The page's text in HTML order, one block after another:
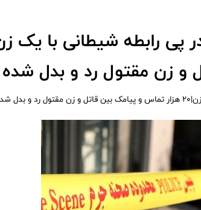
و زن مقتول رد و بدل شده
بود